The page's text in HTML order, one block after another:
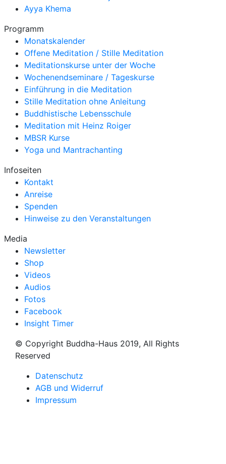
Ayya Khema
Programm
Monatskalender
Offene Meditation / Stille Meditation
Meditationskurse unter der Woche
Wochenendseminare / Tageskurse
Einführung in die Meditation
Stille Meditation ohne Anleitung
Buddhistische Lebensschule
Meditation mit Heinz Roiger
MBSR Kurse
Yoga und Mantrachanting
Infoseiten
Kontakt
Anreise
Spenden
Hinweise zu den Veranstaltungen
Media
Newsletter
Shop
Videos
Audios
Fotos
Facebook
Insight Timer
© Copyright Buddha-Haus 2019, All Rights
Reserved
Datenschutz
AGB und Widerruf
Impressum